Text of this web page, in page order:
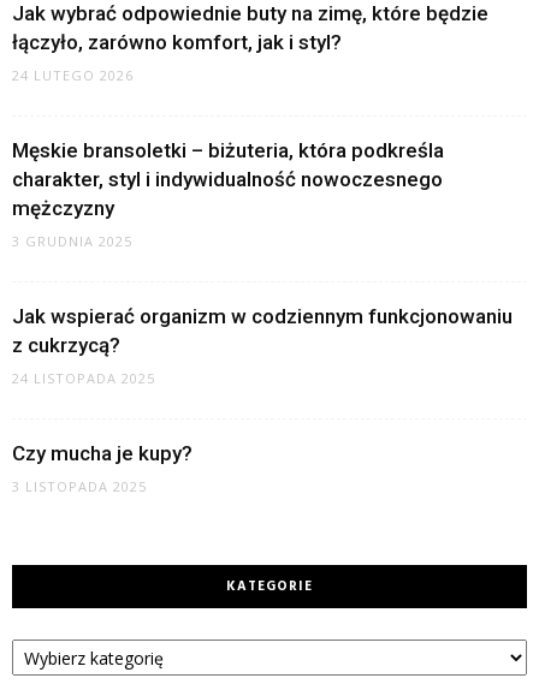
Jak wybrać odpowiednie buty na zimę, które będzie
łączyło, zarówno komfort, jak i styl?
24 LUTEGO 2026
Męskie bransoletki – biżuteria, która podkreśla
charakter, styl i indywidualność nowoczesnego
mężczyzny
3 GRUDNIA 2025
Jak wspierać organizm w codziennym funkcjonowaniu
z cukrzycą?
24 LISTOPADA 2025
Czy mucha je kupy?
3 LISTOPADA 2025
KATEGORIE
Kategorie